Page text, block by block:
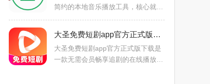
简约的本地音乐播放工具，核心就是
里胡哨的界面，没有多余的推荐弹窗
和广告，所有设计都围绕
大圣免费短剧app官方正式版下载v1.0.0最新版
大圣免费短剧app官方正式版下载是
一款无需会员畅享追剧的在线播放软